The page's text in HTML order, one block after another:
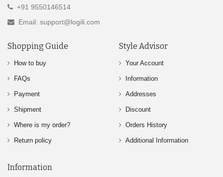
+91 9550146514
Email: support@logili.com
Shopping Guide
How to buy
FAQs
Payment
Shipment
Where is my order?
Return policy
Style Advisor
Your Account
Information
Addresses
Discount
Orders History
Additional Information
Information